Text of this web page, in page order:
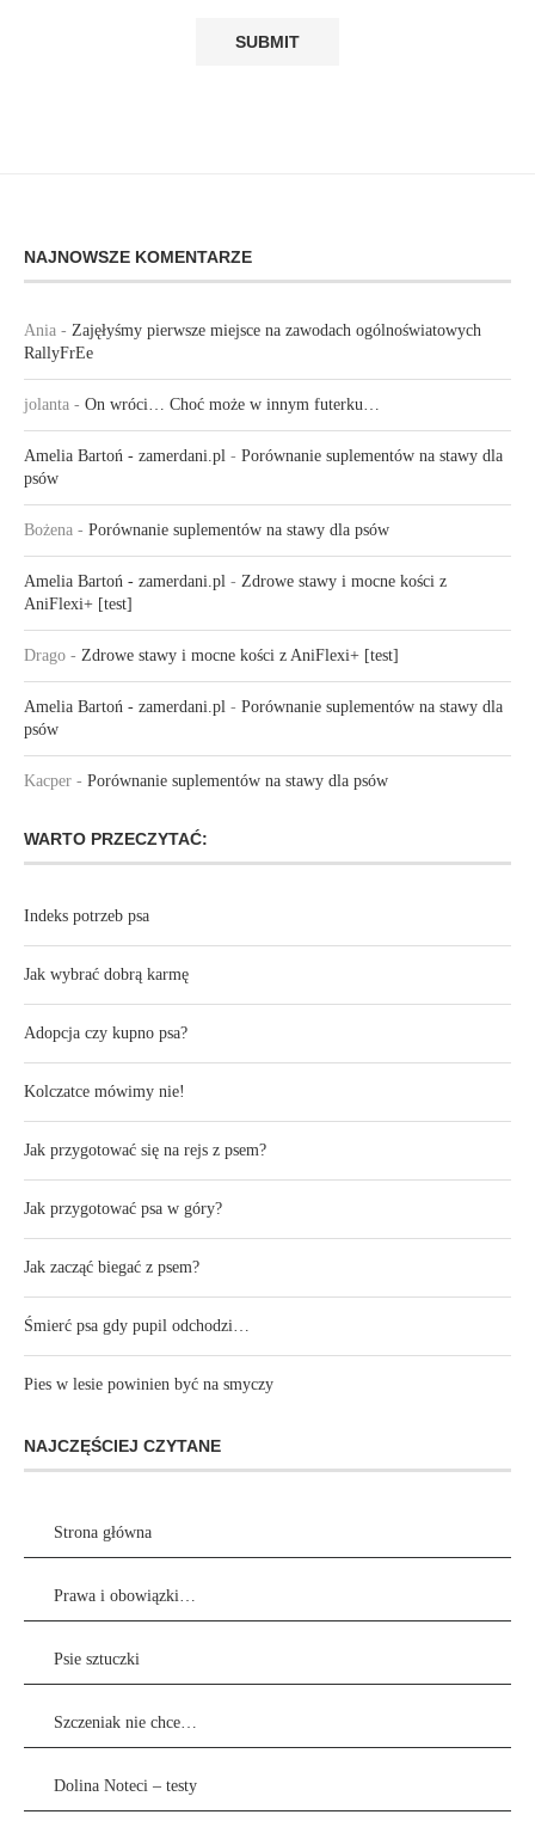
NAJNOWSZE KOMENTARZE
Ania - Zajęłyśmy pierwsze miejsce na zawodach ogólnoświatowych
RallyFrEe
jolanta - On wróci… Choć może w innym futerku…
Amelia Bartoń - zamerdani.pl - Porównanie suplementów na stawy dla
psów
Bożena - Porównanie suplementów na stawy dla psów
Amelia Bartoń - zamerdani.pl - Zdrowe stawy i mocne kości z
AniFlexi+ [test]
Drago - Zdrowe stawy i mocne kości z AniFlexi+ [test]
Amelia Bartoń - zamerdani.pl - Porównanie suplementów na stawy dla
psów
Kacper - Porównanie suplementów na stawy dla psów
WARTO PRZECZYTAĆ:
Indeks potrzeb psa
Jak wybrać dobrą karmę
Adopcja czy kupno psa?
Kolczatce mówimy nie!
Jak przygotować się na rejs z psem?
Jak przygotować psa w góry?
Jak zacząć biegać z psem?
Śmierć psa gdy pupil odchodzi…
Pies w lesie powinien być na smyczy
NAJCZĘŚCIEJ CZYTANE
Strona główna
Prawa i obowiązki…
Psie sztuczki
Szczeniak nie chce…
Dolina Noteci – testy